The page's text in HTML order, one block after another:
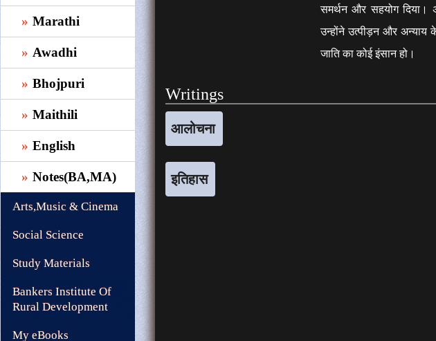
Marathi
Awadhi
Bhojpuri
Maithili
English
Notes(BA,MA)
Arts,Music & Cinema
Social Science
Study Materials
Bankers Institute Of
Rural Development
My eBooks
समर्थन और सहयोग दिया।
उन्होंने उत्पीड़न और अन्याय
जाति का कोई इंसान हो।
Writings
आलोचना
इतिहास